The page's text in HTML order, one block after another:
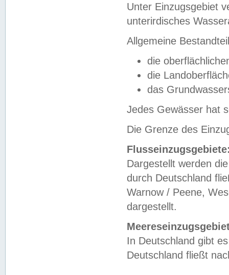
Unter Einzugsgebiet
unterirdisches
Allgemeine
die
die
das
Jedes Gewässer hat
Die Grenze des
Dargestellt werden
durch Deutschland
Warnow / Peene,
dargestellt.
In Deutschland gibt
Deutschland fließt